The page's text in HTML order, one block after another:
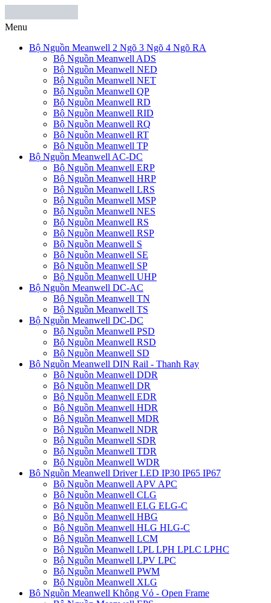
Menu
Bộ Nguồn Meanwell 2 Ngõ 3 Ngõ 4 Ngõ RA
Bộ Nguồn Meanwell ADS
Bộ Nguồn Meanwell NED
Bộ Nguồn Meanwell NET
Bộ Nguồn Meanwell QP
Bộ Nguồn Meanwell RD
Bộ Nguồn Meanwell RID
Bộ Nguồn Meanwell RQ
Bộ Nguồn Meanwell RT
Bộ Nguồn Meanwell TP
Bộ Nguồn Meanwell AC-DC
Bộ Nguồn Meanwell ERP
Bộ Nguồn Meanwell HRP
Bộ Nguồn Meanwell LRS
Bộ Nguồn Meanwell MSP
Bộ Nguồn Meanwell NES
Bộ Nguồn Meanwell RS
Bộ Nguồn Meanwell RSP
Bộ Nguồn Meanwell S
Bộ Nguồn Meanwell SE
Bộ Nguồn Meanwell SP
Bộ Nguồn Meanwell UHP
Bộ Nguồn Meanwell DC-AC
Bộ Nguồn Meanwell TN
Bộ Nguồn Meanwell TS
Bộ Nguồn Meanwell DC-DC
Bộ Nguồn Meanwell PSD
Bộ Nguồn Meanwell RSD
Bộ Nguồn Meanwell SD
Bộ Nguồn Meanwell DIN Rail - Thanh Ray
Bộ Nguồn Meanwell DDR
Bộ Nguồn Meanwell DR
Bộ Nguồn Meanwell EDR
Bộ Nguồn Meanwell HDR
Bộ Nguồn Meanwell MDR
Bộ Nguồn Meanwell NDR
Bộ Nguồn Meanwell SDR
Bộ Nguồn Meanwell TDR
Bộ Nguồn Meanwell WDR
Bộ Nguồn Meanwell Driver LED IP30 IP65 IP67
Bộ Nguồn Meanwell APV APC
Bộ Nguồn Meanwell CLG
Bộ Nguồn Meanwell ELG ELG-C
Bộ Nguồn Meanwell HBG
Bộ Nguồn Meanwell HLG HLG-C
Bộ Nguồn Meanwell LCM
Bộ Nguồn Meanwell LPL LPH LPLC LPHC
Bộ Nguồn Meanwell LPV LPC
Bộ Nguồn Meanwell PWM
Bộ Nguồn Meanwell XLG
Bộ Nguồn Meanwell Không Vỏ - Open Frame